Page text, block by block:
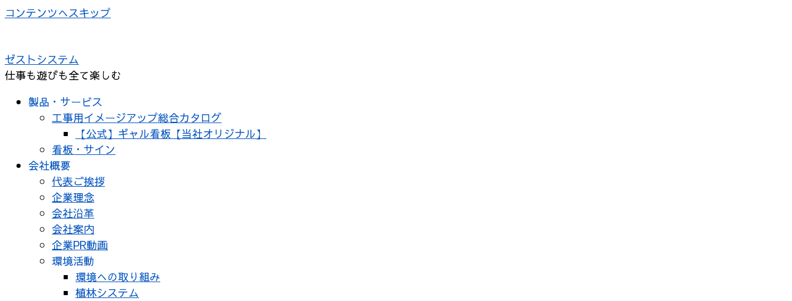
コンテンツへスキップ
ゼストシステム
仕事も遊びも全て楽しむ
製品・サービス
工事用イメージアップ総合カタログ
【公式】ギャル看板【当社オリジナル】
看板・サイン
会社概要
代表ご挨拶
企業理念
会社沿革
会社案内
企業PR動画
環境活動
環境への取り組み
植林システム